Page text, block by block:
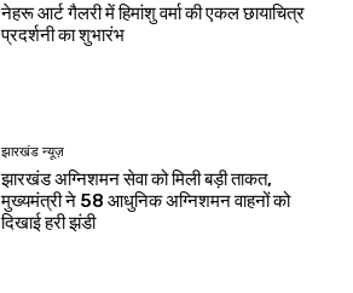
नेहरू आर्ट गैलरी में हिमांशु वर्मा की एकल छायाचित्र
प्रदर्शनी का शुभारंभ
झारखंड न्यूज़
झारखंड अग्निशमन सेवा को मिली बड़ी ताकत,
मुख्यमंत्री ने 58 आधुनिक अग्निशमन वाहनों को
दिखाई हरी झंडी